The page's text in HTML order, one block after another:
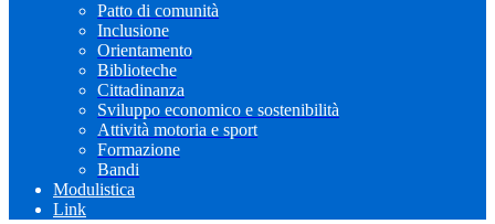
Patto di comunità
Inclusione
Orientamento
Biblioteche
Cittadinanza
Sviluppo economico e sostenibilità
Attività motoria e sport
Formazione
Bandi
Modulistica
Link